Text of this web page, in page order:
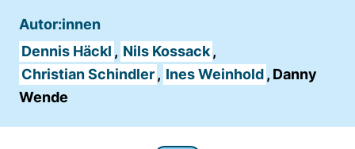
Autor:innen
Dennis Häckl , Nils Kossack,
Christian Schindler, Ines Weinhold, Danny
Wende
Cookie Laufzeit:
14d
Matomo Sprache